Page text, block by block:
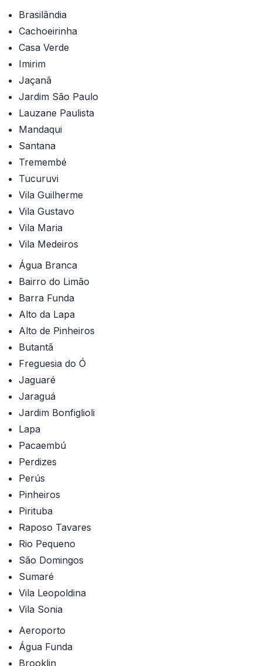
Brasilândia
Cachoeirinha
Casa Verde
Imirim
Jaçanã
Jardim São Paulo
Lauzane Paulista
Mandaqui
Santana
Tremembé
Tucuruvi
Vila Guilherme
Vila Gustavo
Vila Maria
Vila Medeiros
Água Branca
Bairro do Limão
Barra Funda
Alto da Lapa
Alto de Pinheiros
Butantã
Freguesia do Ó
Jaguaré
Jaraguá
Jardim Bonfiglioli
Lapa
Pacaembú
Perdizes
Perús
Pinheiros
Pirituba
Raposo Tavares
Rio Pequeno
São Domingos
Sumaré
Vila Leopoldina
Vila Sonia
Aeroporto
Água Funda
Brooklin